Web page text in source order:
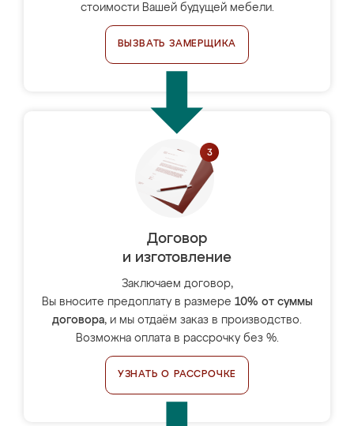
стоимости Вашей будущей мебели.
ВЫЗВАТЬ ЗАМЕРЩИКА
Договор
и изготовление
Заключаем договор,
Вы вносите предоплату в размере 10% от суммы
договора, и мы отдаём заказ в производство.
Возможна оплата в рассрочку без %.
УЗНАТЬ О РАССРОЧКЕ